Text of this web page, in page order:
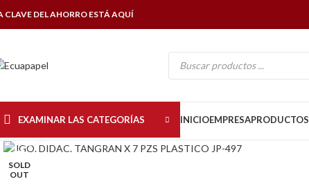
CLAVE DEL AHORRO ESTÁ AQUÍ
EXAMINAR LAS CATEGORÍAS INICIOEMPRESAPRODUCTOS
SOLD
OUT